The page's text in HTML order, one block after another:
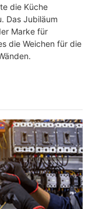
die Küche
Das Jubiläum
Marke für
die Weichen für die